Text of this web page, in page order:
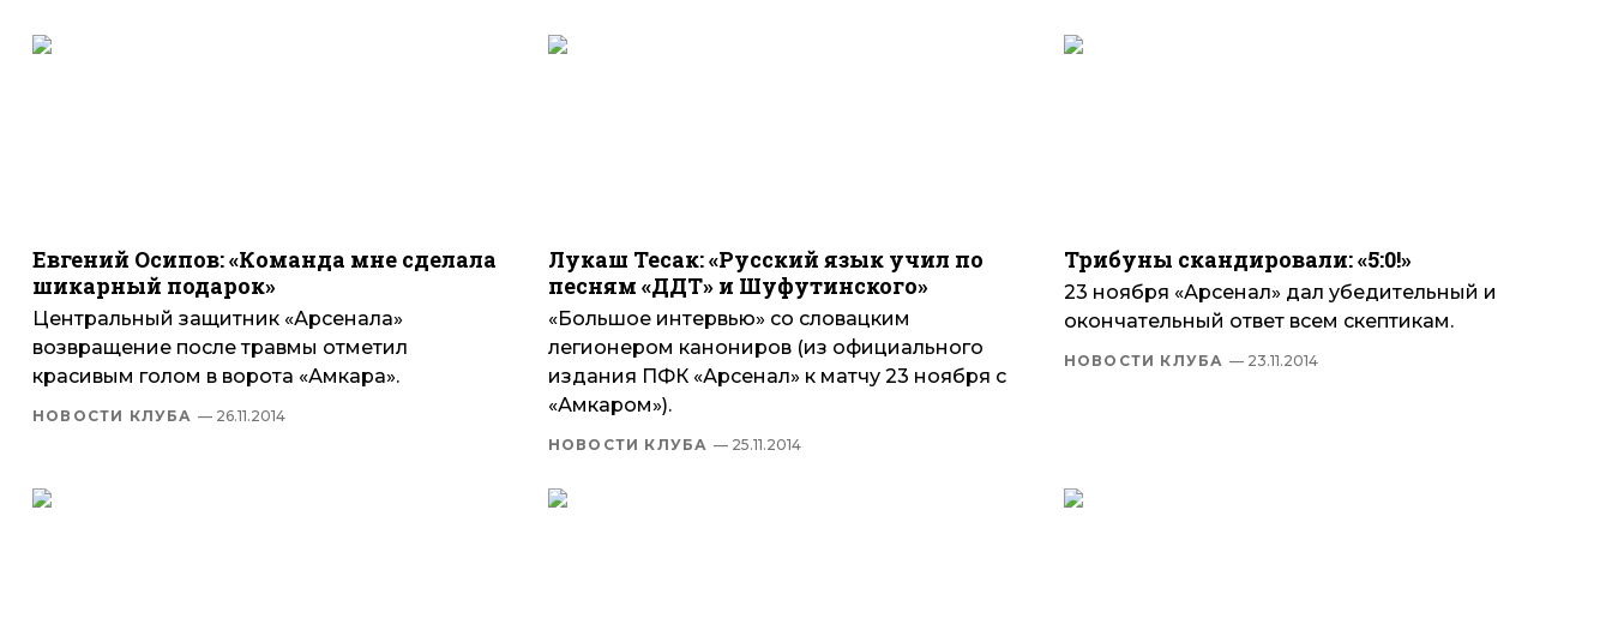
Евгений Осипов: «Команда мне сделала
шикарный подарок»
Центральный защитник «Арсенала»
возвращение после травмы отметил
красивым голом в ворота «Амкара».
НОВОСТИ КЛУБА — 26.11.2014
Лукаш Тесак: «Русский язык учил по
песням «ДДТ» и Шуфутинского»
«Большое интервью» со словацким
легионером канониров (из официального
издания ПФК «Арсенал» к матчу 23 ноября с
«Амкаром»).
НОВОСТИ КЛУБА — 25.11.2014
Трибуны скандировали: «5:0!»
23 ноября «Арсенал» дал убедительный и
окончательный ответ всем скептикам.
НОВОСТИ КЛУБА — 23.11.2014